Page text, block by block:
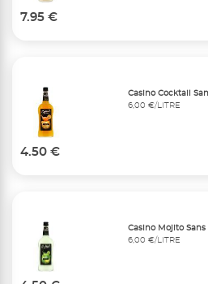
7.95 €
Casino Cocktail
6,00 €/LITRE
4.50 €
Casino Mojito Sans
6,00 €/LITRE